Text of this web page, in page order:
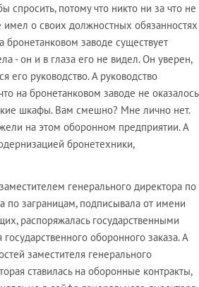
спросить, потому что никто ни за что не
имел о своих должностных обязанностях
бронетанковом заводе существует
- он и в глаза его не видел. Он уверен,
его руководство. А руководство
на бронетанковом заводе не оказалось
шкафы. Вам смешно? Мне лично нет.
на этом оборонном предприятии. А
бронетехники,
генерального директора по
заграницам, подписывала от имени
распоряжалась государственными
оборонного заказа. А
заместителя генерального
ставилась на оборонные контракты,